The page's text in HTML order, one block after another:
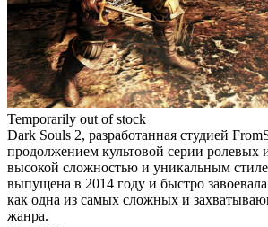
Temporarily out of stock
Dark Souls 2, разработанная студией
продолжением культовой серии ролевых
высокой сложностью и уникальным
выпущена в 2014 году и быстро
как одна из самых сложных и
жанра.